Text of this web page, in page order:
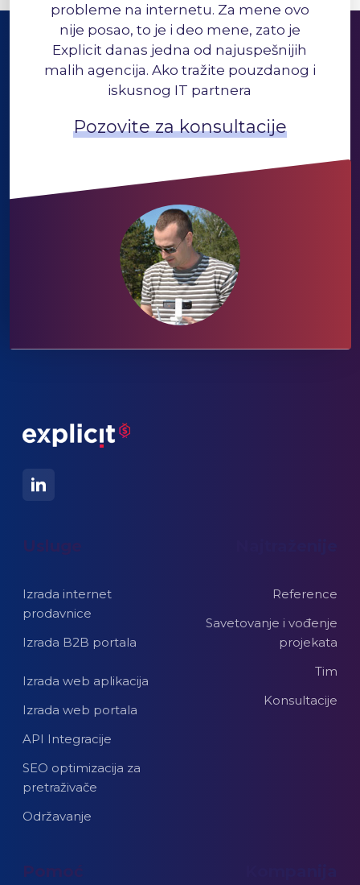
probleme na internetu. Za mene ovo
nije posao, to je i deo mene, zato je
Explicit danas jedna od najuspešnijih
malih agencija. Ako tražite pouzdanog i
iskusnog IT partnera
Pozovite za konsultacije
Usluge
Izrada internet
prodavnice
Izrada B2B portala
Izrada web aplikacija
Izrada web portala
API Integracije
SEO optimizacija za
pretraživače
Održavanje
Reference
Savetovanje i vođenje
projekata
Tim
Konsultacije
Pomoć